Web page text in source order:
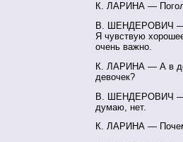
К. ЛАРИНА —
В. ШЕНДЕРОВИЧ —
Я чувствую
очень важно.
К. ЛАРИНА — А в
девочек?
В. ШЕНДЕРОВИЧ —
думаю, нет.
К. ЛАРИНА —